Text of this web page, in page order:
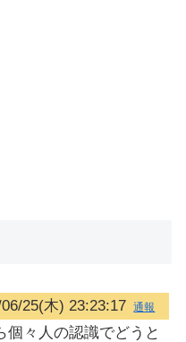
25(木) 23:23:17 通報
個々人の認識でどうと